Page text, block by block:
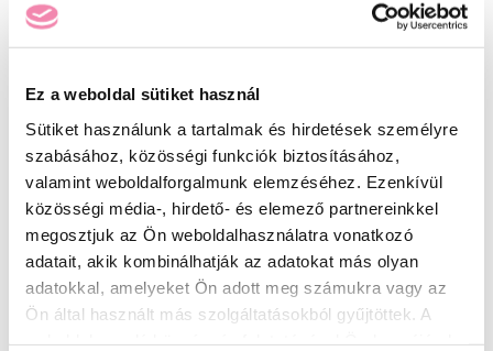
Ez a weboldal sütiket használ
Sütiket használunk a tartalmak és hirdetések személyre
szabásához, közösségi funkciók biztosításához,
valamint weboldalforgalmunk elemzéséhez. Ezenkívül
közösségi média-, hirdető- és elemező partnereinkkel
megosztjuk az Ön weboldalhasználatra vonatkozó
adatait, akik kombinálhatják az adatokat más olyan
adatokkal, amelyeket Ön adott meg számukra vagy az
Ön által használt más szolgáltatásokból gyűjtöttek. A
EASYFILL -
COVERGEL
40 ml
Kissé áttetszőbb utántöltő/
körömágyhosszabbító
ARCHITECH -
COVERGEL
13 ml
Sűrűbb
körömágyhosszabbító
építőzselé